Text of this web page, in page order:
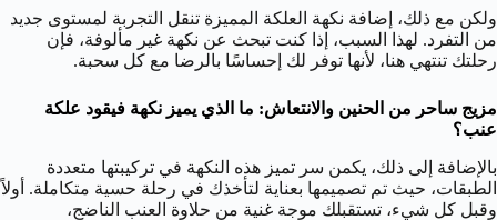
ولكن مع ذلك، إضافة نكهة العلكة المميزة تنقل التجربة لمستوى جديد
من التفرد. لهذا السبب، إذا كنت تبحث عن نكهة غير مألوفة، فإن
رحلتك تنتهي هنا، لأنها توفر لك إحساسًا بالرضا مع كل سحبة.
مزيج ساحر من الحنين والانتعاش: ما الذي يميز نكهة فيقود علكة
عنب؟
بالإضافة إلى ذلك، يكمن سر تميز هذه النكهة في تركيبتها متعددة
الطبقات، حيث تم تصميمها بعناية لتأخذك في رحلة حسية متكاملة. أولاً
وقبل كل شيء، تستقبلك موجة غنية من حلاوة العنب الناضج،